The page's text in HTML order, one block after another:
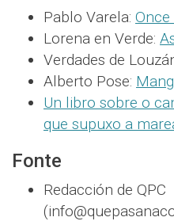
Pablo Varela:
Lorena en Verde:
Verdades de
Alberto Pose:
Un libro sobre o
que supuxo a
Fonte
Redacción de QPC